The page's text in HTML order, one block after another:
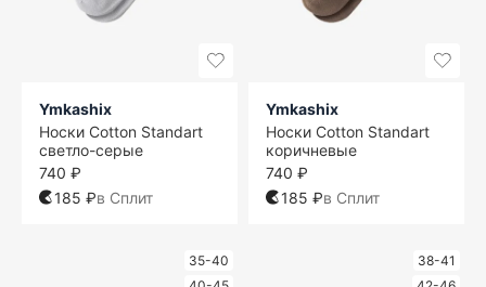
Ymkashix
Носки Cotton Standart
светло-серые
740 ₽
185 ₽в Сплит
Ymkashix
Носки Cotton Standart
коричневые
740 ₽
185 ₽в Сплит
35-40
38-41